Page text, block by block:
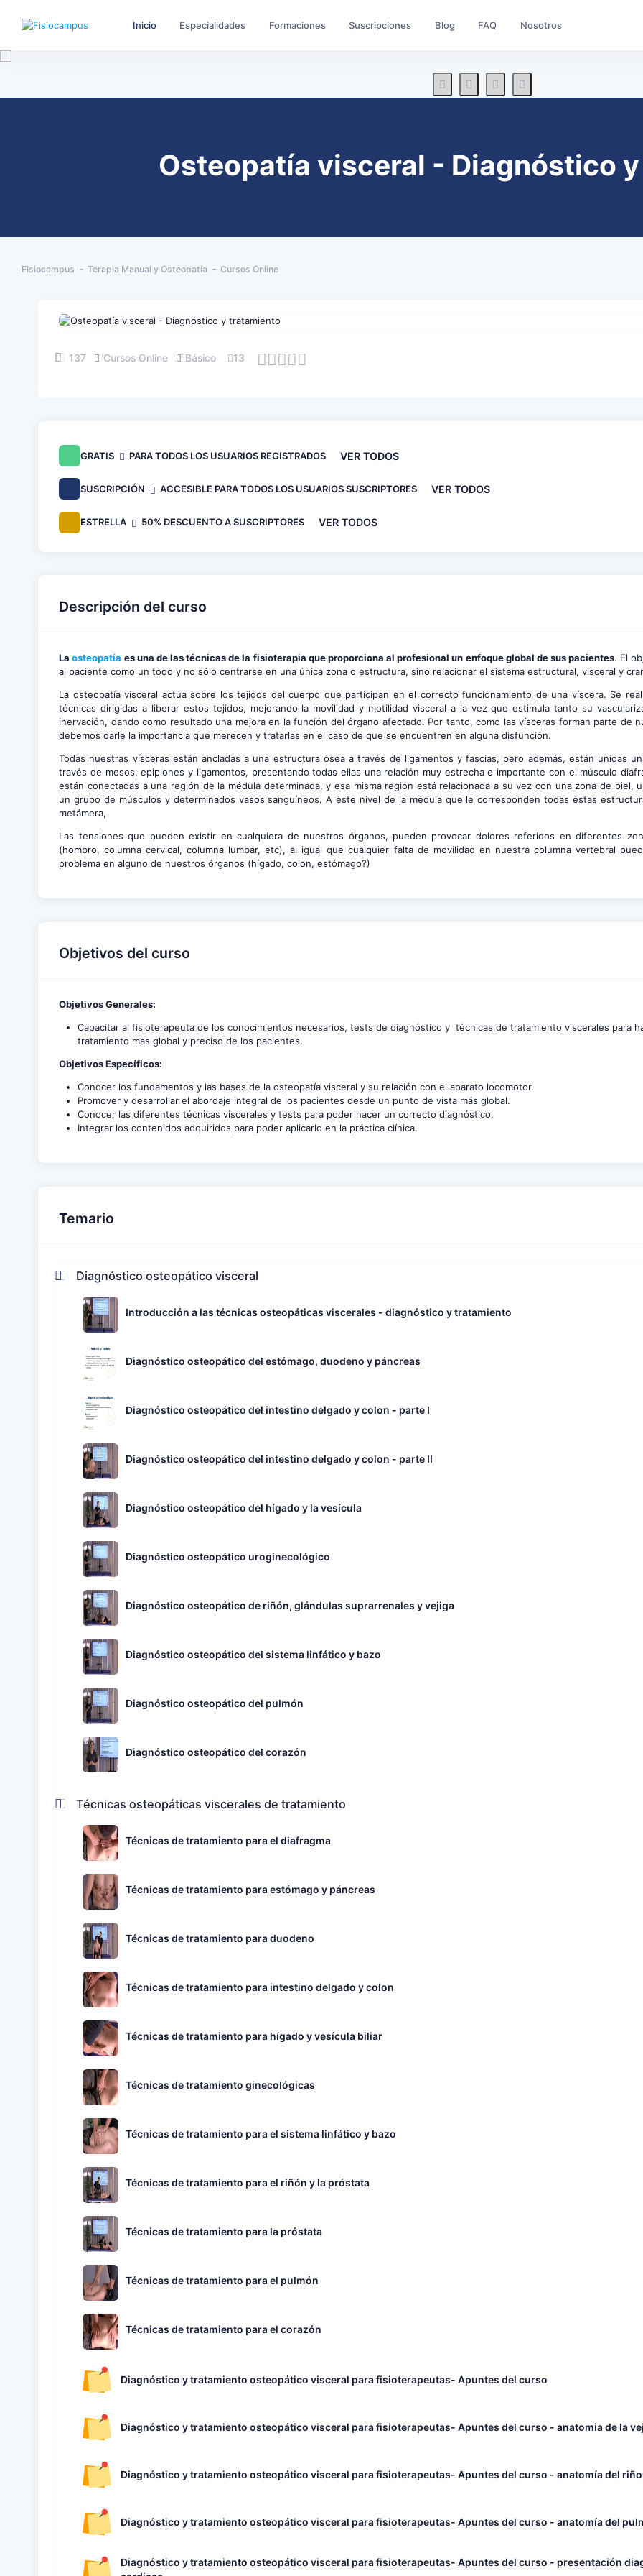
Inicio Especialidades Formaciones Suscripciones Blog FAQ Nosotros
Osteopatía visceral - Diagnóstico
Fisiocampus Terapia Manual y Osteopatía Cursos Online
137 Cursos Online Básico 13
GRATIS PARA TODOS LOS USUARIOS REGISTRADOS VER TODOS
SUSCRIPCIÓN ACCESIBLE PARA TODOS LOS USUARIOS SUSCRIPTORES VER TODOS
ESTRELLA 50% DESCUENTO A SUSCRIPTORES VER TODOS
Descripción del curso
Laosteopatía es una de las técnicas de la fisioterapia que proporciona al profesional un enfoque global de sus pacientes. El
al paciente como un todo y no sólo centrarse en una única zona o estructura, sino relacionar el sistema estructural, visceral y
La osteopatía visceral actúa sobre los tejidos del cuerpo que participan en el correcto funcionamiento de una víscera. Se
técnicas dirigidas a liberar estos tejidos, mejorando la movilidad y motilidad visceral a la vez que estimula tanto su
inervación, dando como resultado una mejora en la función del órgano afectado. Por tanto, como las vísceras forman parte de
debemos darle la importancia que merecen y tratarlas en el caso de que se encuentren en alguna disfunción.
Todas nuestras vísceras están ancladas a una estructura ósea a través de ligamentos y fascias, pero además, están unidas
través de mesos, epiplones y ligamentos, presentando todas ellas una relación muy estrecha e importante con el músculo
están conectadas a una región de la médula determinada, y esa misma región está relacionada a su vez con una zona de piel,
un grupo de músculos y determinados vasos sanguíneos. A éste nivel de la médula que le corresponden todas éstas
metámera,
Las tensiones que pueden existir en cualquiera de nuestros órganos, pueden provocar dolores referidos en diferentes
(hombro, columna cervical, columna lumbar, etc), al igual que cualquier falta de movilidad en nuestra columna vertebral
problema en alguno de nuestros órganos (hígado, colon, estómago?)
Objetivos del curso
Objetivos Generales:
Capacitar al fisioterapeuta de los conocimientos necesarios, tests de diagnóstico y técnicas de tratamiento viscerales para
tratamiento mas global y preciso de los pacientes.
Objetivos Específicos:
Conocer los fundamentos y las bases de la osteopatía visceral y su relación con el aparato locomotor.
Promover y desarrollar el abordaje integral de los pacientes desde un punto de vista más global.
Conocer las diferentes técnicas viscerales y tests para poder hacer un correcto diagnóstico.
Integrar los contenidos adquiridos para poder aplicarlo en la práctica clínica.
Temario
Diagnóstico osteopático visceral
Introducción a las técnicas osteopáticas viscerales - diagnóstico y tratamiento
Diagnóstico osteopático del estómago, duodeno y páncreas
Diagnóstico osteopático del intestino delgado y colon - parte I
Diagnóstico osteopático del intestino delgado y colon - parte II
Diagnóstico osteopático del hígado y la vesícula
Diagnóstico osteopático uroginecológico
Diagnóstico osteopático de riñón, glándulas suprarrenales y vejiga
Diagnóstico osteopático del sistema linfático y bazo
Diagnóstico osteopático del pulmón
Diagnóstico osteopático del corazón
Técnicas osteopáticas viscerales de tratamiento
Técnicas de tratamiento para el diafragma
Técnicas de tratamiento para estómago y páncreas
Técnicas de tratamiento para duodeno
Técnicas de tratamiento para intestino delgado y colon
Técnicas de tratamiento para hígado y vesícula biliar
Técnicas de tratamiento ginecológicas
Técnicas de tratamiento para el sistema linfático y bazo
Técnicas de tratamiento para el riñón y la próstata
Técnicas de tratamiento para la próstata
Técnicas de tratamiento para el pulmón
Técnicas de tratamiento para el corazón
Diagnóstico y tratamiento osteopático visceral para fisioterapeutas- Apuntes del curso
Diagnóstico y tratamiento osteopático visceral para fisioterapeutas- Apuntes del curso - anatomia de la
Diagnóstico y tratamiento osteopático visceral para fisioterapeutas- Apuntes del curso - anatomía del
Diagnóstico y tratamiento osteopático visceral para fisioterapeutas- Apuntes del curso - anatomía del
Diagnóstico y tratamiento osteopático visceral para fisioterapeutas- Apuntes del curso - presentación